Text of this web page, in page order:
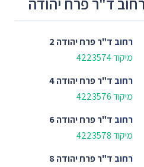
רחוב ד"ר פרח יהודה 2
מיקוד 4223574
רחוב ד"ר פרח יהודה 4
מיקוד 4223576
רחוב ד"ר פרח יהודה 6
מיקוד 4223578
רחוב ד"ר פרח יהודה 8